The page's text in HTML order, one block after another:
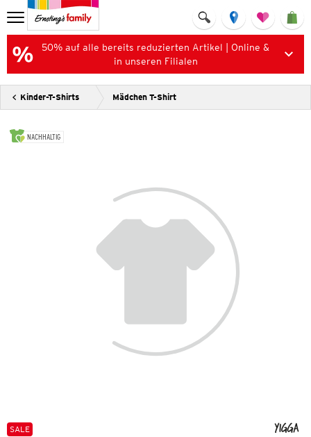
50% auf alle bereits reduzierten Artikel | Online &
in unseren Filialen
Kinder-T-Shirts Mädchen T-Shirt
NACHHALTIG
SALE